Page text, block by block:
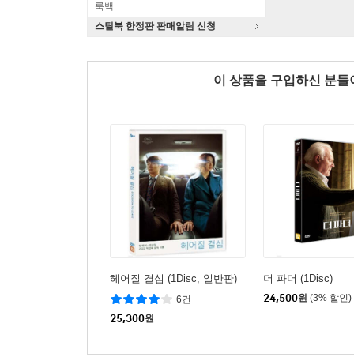
룩백
스틸북 한정판 판매알림 신청
이 상품을 구입하신 분
헤어질 결심 (1Disc, 일반판)
6건
25,300원
더 파더 (1Disc)
24,500원 (3% 할인)